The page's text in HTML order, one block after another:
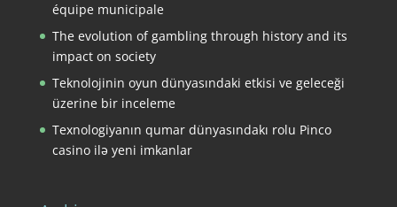
équipe municipale
The evolution of gambling through history and its
impact on society
Teknolojinin oyun dünyasındaki etkisi ve geleceği
üzerine bir inceleme
Texnologiyanın qumar dünyasındakı rolu Pinco
casino ilə yeni imkanlar